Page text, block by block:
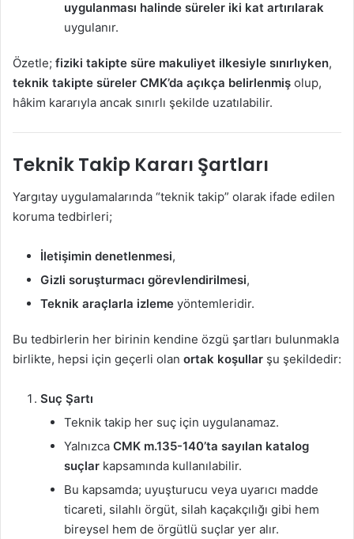
uygulanması halinde süreler iki kat artırılarak
uygulanır.
Özetle; fiziki takipte süre makuliyet ilkesiyle sınırlıyken,
teknik takipte süreler CMK’da açıkça belirlenmiş olup,
hâkim kararıyla ancak sınırlı şekilde uzatılabilir.
Teknik Takip Kararı Şartları
Yargıtay uygulamalarında “teknik takip” olarak ifade edilen
koruma tedbirleri;
İletişimin denetlenmesi,
Gizli soruşturmacı görevlendirilmesi,
Teknik araçlarla izleme yöntemleridir.
Bu tedbirlerin her birinin kendine özgü şartları bulunmakla
birlikte, hepsi için geçerli olan ortak koşullar şu şekildedir:
Suç Şartı
Teknik takip her suç için uygulanamaz.
Yalnızca CMK m.135-140’ta sayılan katalog
suçlar kapsamında kullanılabilir.
Bu kapsamda; uyuşturucu veya uyarıcı madde
ticareti, silahlı örgüt, silah kaçakçılığı gibi hem
bireysel hem de örgütlü suçlar yer alır.